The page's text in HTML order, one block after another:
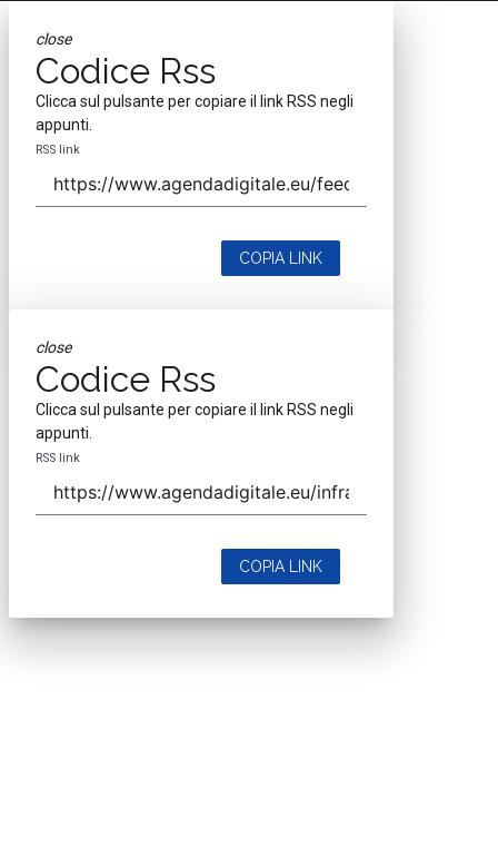
close
Codice Rss
Clicca sul pulsante per copiare il link RSS negli
appunti.
RSS link
COPIA LINK
close
Codice Rss
Clicca sul pulsante per copiare il link RSS negli
appunti.
RSS link
COPIA LINK